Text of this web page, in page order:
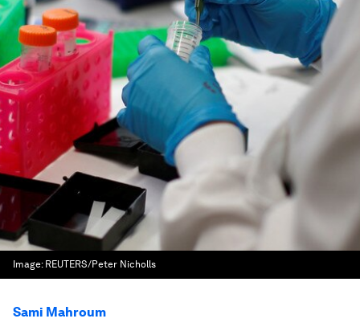
Image: REUTERS/Peter Nicholls
Sami Mahroum